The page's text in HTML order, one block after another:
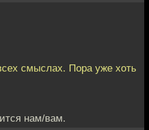
смыслах. Пора уже хоть
нам/вам.